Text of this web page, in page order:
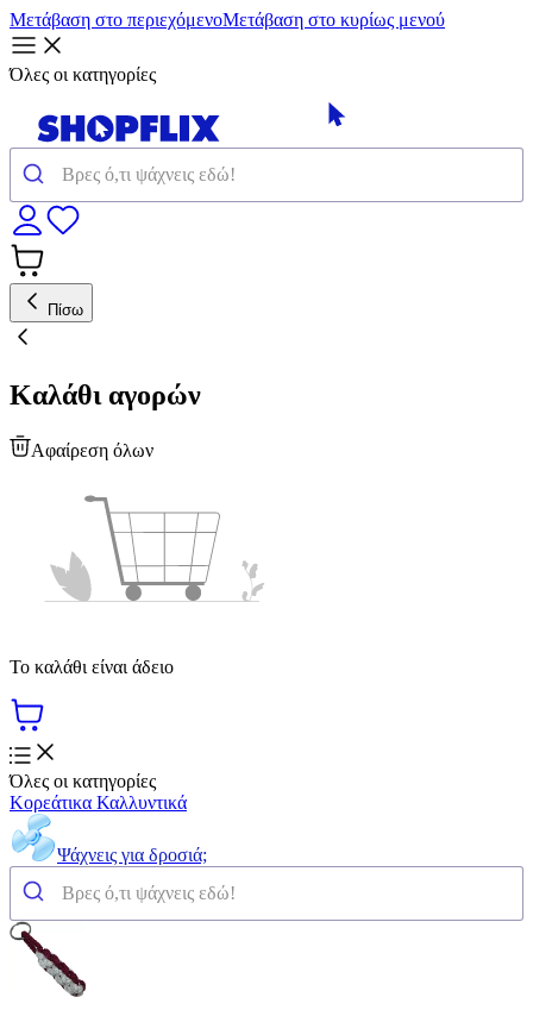
Μετάβαση στο περιεχόμενοΜετάβαση στο κυρίως μενού
Όλες οι κατηγορίες
Πίσω
Καλάθι αγορών
Αφαίρεση όλων
Το καλάθι είναι άδειο
Όλες οι κατηγορίες
Κορεάτικα Καλλυντικά
Ψάχνεις για δροσιά;